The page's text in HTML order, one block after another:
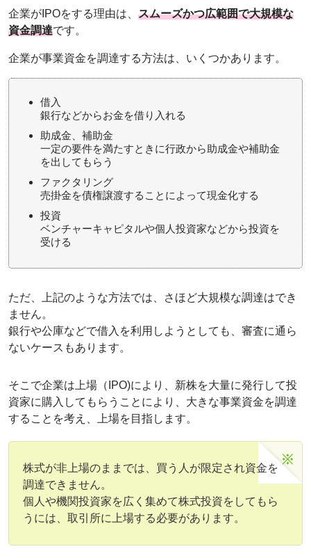
企業がIPOをする理由は、 スムーズかつ広範囲で大規模な
資金調達です。
企業が事業資金を調達する方法は、いくつかあります。
借入
銀行などからお金を借り入れる
助成金、補助金
一定の要件を満たすときに行政から助成金や補助金
を出してもらう
ファクタリング
売掛金を債権譲渡することによって現金化する
投資
ベンチャーキャピタルや個人投資家などから投資を
受ける
ただ、上記のような方法では、さほど大規模な調達はでき
ません。
銀行や公庫などで借入を利用しようとしても、審査に通ら
ないケースもあります。
そこで企業は上場（IPO)により、新株を大量に発行して投
資家に購入してもらうことにより、大きな事業資金を調達
することを考え、上場を目指します。
株式が非上場のままでは、買う人が限定され資金を
調達できません。
個人や機関投資家を広く集めて株式投資をしてもら
うには、取引所に上場する必要があります。